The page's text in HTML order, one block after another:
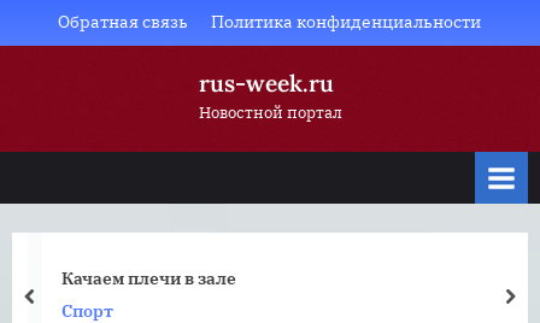
to
Обратная связь Политика конфиденциальности
rus-week.ru
Новостной портал
Качаем плечи в зале
Спорт
prev